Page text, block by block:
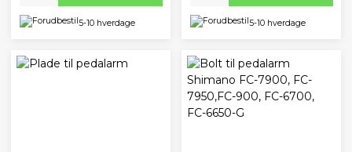
5-10 hverdage 5-10 hverdage